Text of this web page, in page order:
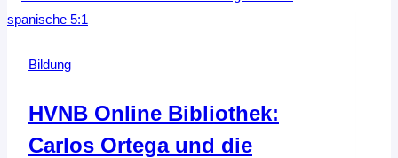
Bildung
HVNB Online Bibliothek:
Carlos Ortega und die